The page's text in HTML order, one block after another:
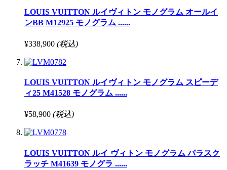
LOUIS VUITTON ルイヴィトン モノグラム オールイ
ンBB M12925 モノグラム ......
¥338,900 (税込)
LOUIS VUITTON ルイヴィトン モノグラム スピーデ
ィ25 M41528 モノグラム ......
¥58,900 (税込)
LOUIS VUITTON ルイ ヴィトン モノグラム パラスク
ラッチ M41639 モノグラ ......